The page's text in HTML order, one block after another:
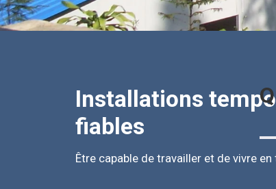
Installations
fiables
Être capable de travailler et de vivre